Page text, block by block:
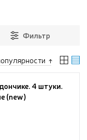
Фильтр
4 штуки.
(new)